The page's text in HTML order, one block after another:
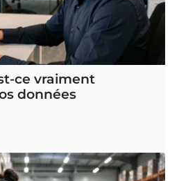
ce vraiment
données